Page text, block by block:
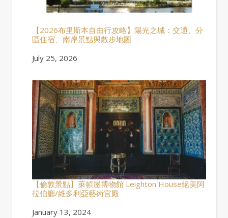
【2026布里斯本自由行攻略】陽光之城：交通、分
區住宿、南岸景點與散步地圖
Date
July 25, 2026
【倫敦景點】萊頓屋博物館 Leighton House絕美阿
拉伯廳/維多利亞藝術宮殿
Date
January 13, 2024